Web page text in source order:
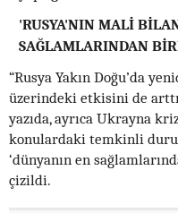
'RUSYA'NIN MALİ
SAĞLAMLARINDAN
“Rusya Yakın Doğu’da
üzerindeki etkisini de
yazıda, ayrıca Ukrayna
konulardaki temkinli
‘dünyanın en
çizildi.